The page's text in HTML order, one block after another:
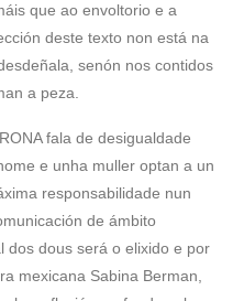
que ao envoltorio e a
deste texto non está na
senón nos contidos
a peza.
fala de desigualdade
e unha muller optan a un
responsabilidade nun
de ámbito
dos dous será o elixido e por
mexicana Sabina Berman,